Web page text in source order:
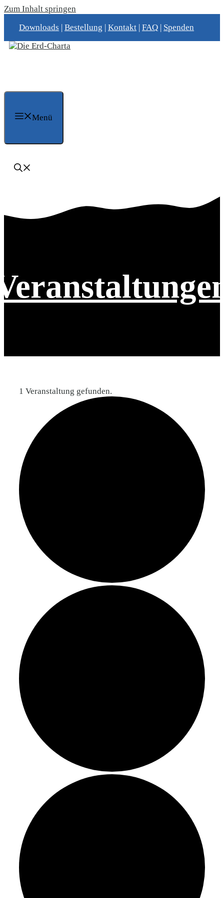
Zum Inhalt springen
Downloads | Bestellung | Kontakt | FAQ | Spenden
Menü
1 Veranstaltung gefunden.